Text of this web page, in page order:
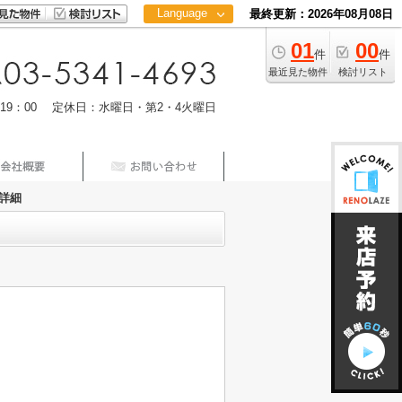
Language
中文
最終更新：2026年08月08日
01件
最近見た物件
00件
検討リスト
：00 定休日：水曜日・第2・4火曜日
細